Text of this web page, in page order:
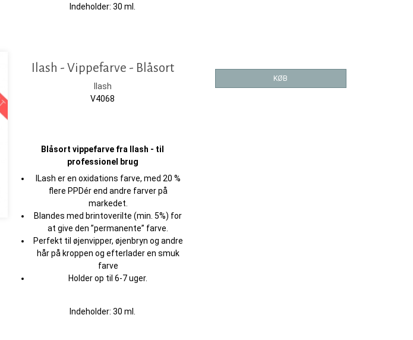
Indeholder: 30 ml.
Ilash - Vippefarve - Blåsort
Ilash
V4068
Blåsort vippefarve fra Ilash - til
professionel brug
ILash er en oxidations farve, med 20 %
flere PPDér end andre farver på
markedet.
Blandes med brintoverilte (min. 5%) for
at give den ”permanente” farve.
Perfekt til øjenvipper, øjenbryn og andre
hår på kroppen og efterlader en smuk
farve
Holder op til 6-7 uger.
Indeholder: 30 ml.
KØB